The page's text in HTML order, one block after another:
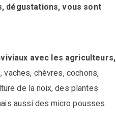
dégustations, vous sont
avec les agriculteurs,
vaches, chèvres, cochons,
de la noix, des plantes
aussi des micro pousses